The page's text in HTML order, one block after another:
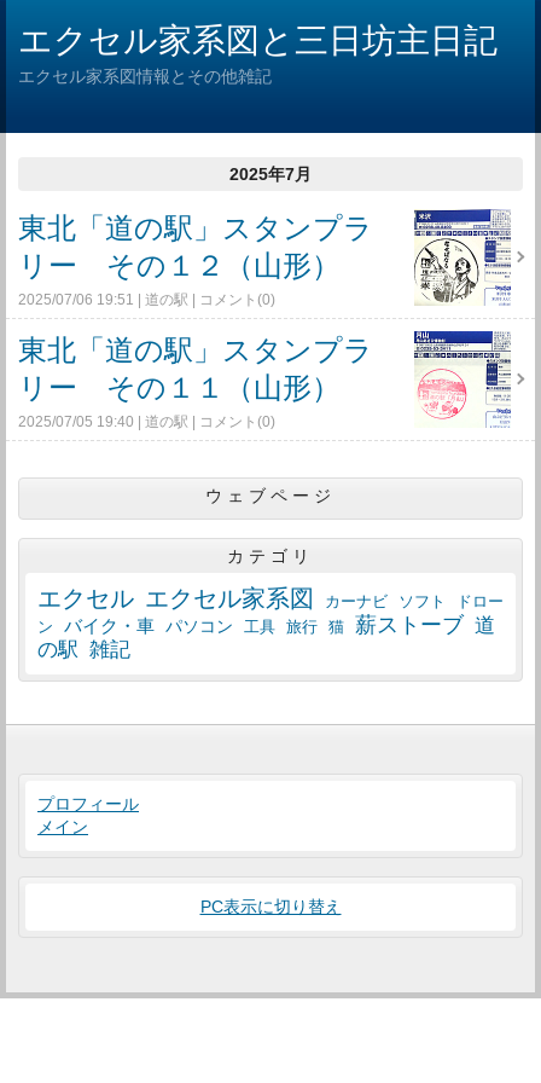
エクセル家系図と三日坊主日記
エクセル家系図情報とその他雑記
2025年7月
東北「道の駅」スタンプラ
リー その１２（山形）
2025/07/06 19:51 道の駅 コメント(0)
東北「道の駅」スタンプラ
リー その１１（山形）
2025/07/05 19:40 道の駅 コメント(0)
ウェブページ
カテゴリ
エクセル エクセル家系図 カーナビ ソフト
ドロー
ン
バイク・車 パソコン 工具 旅行 猫 薪ストーブ 道
の駅 雑記
プロフィール
メイン
PC表示に切り替え